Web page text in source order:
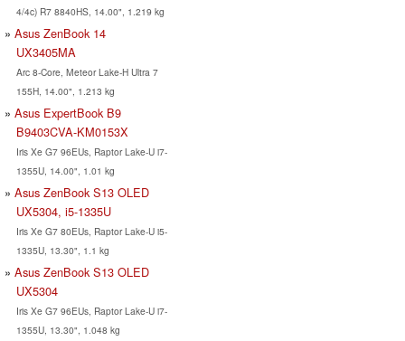
4/4c) R7 8840HS, 14.00", 1.219 kg
Asus ZenBook 14
UX3405MA
Arc 8-Core, Meteor Lake-H Ultra 7
155H, 14.00", 1.213 kg
Asus ExpertBook B9
B9403CVA-KM0153X
Iris Xe G7 96EUs, Raptor Lake-U i7-
1355U, 14.00", 1.01 kg
Asus ZenBook S13 OLED
UX5304, i5-1335U
Iris Xe G7 80EUs, Raptor Lake-U i5-
1335U, 13.30", 1.1 kg
Asus ZenBook S13 OLED
UX5304
Iris Xe G7 96EUs, Raptor Lake-U i7-
1355U, 13.30", 1.048 kg